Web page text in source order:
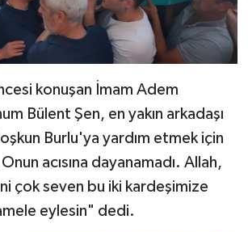
konuşan İmam Adem
Bülent Şen, en yakın arkadaşı
Burlu'ya yardım etmek için
acısına dayanamadı. Allah,
çok seven bu iki kardeşimize
eylesin" dedi.